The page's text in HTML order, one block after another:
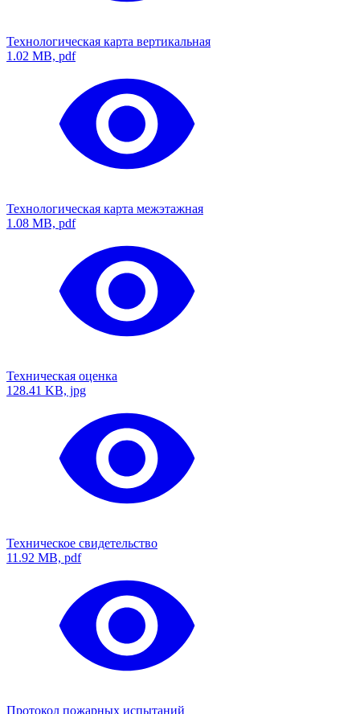
Технологическая карта вертикальная
1.02 MB, pdf
Технологическая карта межэтажная
1.08 MB, pdf
Техническая оценка
128.41 KB, jpg
Техническое свидетельство
11.92 MB, pdf
Протокол пожарных испытаний